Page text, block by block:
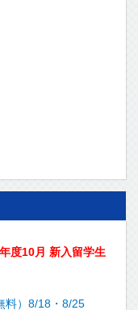
度10月 新入留学生
料）8/18・8/25